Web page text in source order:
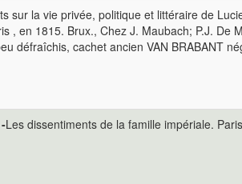
sur la vie privée, politique et littéraire de
, en 1815. Brux., Chez J. Maubach; P.J.
défraîchis, cachet ancien VAN BRABANT
Les dissentiments de la famille impériale.